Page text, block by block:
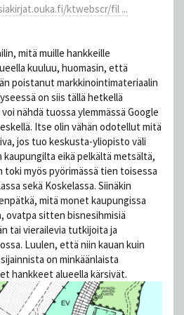
ktwebscr/fil ...
mitä muille hankkeille
kuuluu, huomasin, että
poistanut markkinointimateriaalin
on siis tällä hetkellä
nähdä tuossa ylemmässä Google
Itse olin vähän odotellut mitä
jos tuo keskusta-yliopisto väli
kaupungilta eikä pelkältä metsältä,
toki myös pyörimässä tien toisessa
sekä Koskelassa. Siinäkin
mitä monet kaupungissa
ovatpa sitten bisnesihmisiä
tai vierailevia tutkijoita ja
Luulen, että niin kauan kuin
on minkäänlaista
hankkeet alueella kärsivät.